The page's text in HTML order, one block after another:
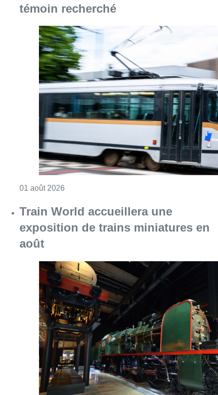
témoin recherché
01 août 2026
Train World accueillera une
exposition de trains miniatures en
août